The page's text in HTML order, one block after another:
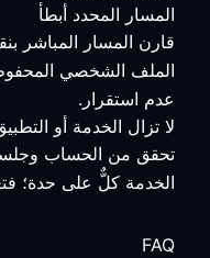
المسار المحدد أبطأ
قارن المسار المباشر
الملف الشخصي
عدم استقرار.
لا تزال الخدمة أو
الخدمة كلٌّ على حدة؛
FAQ